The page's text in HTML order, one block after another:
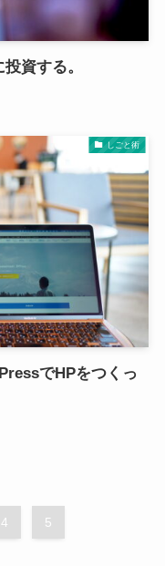
資する。
しごと術
でHPをつくっ
4 5